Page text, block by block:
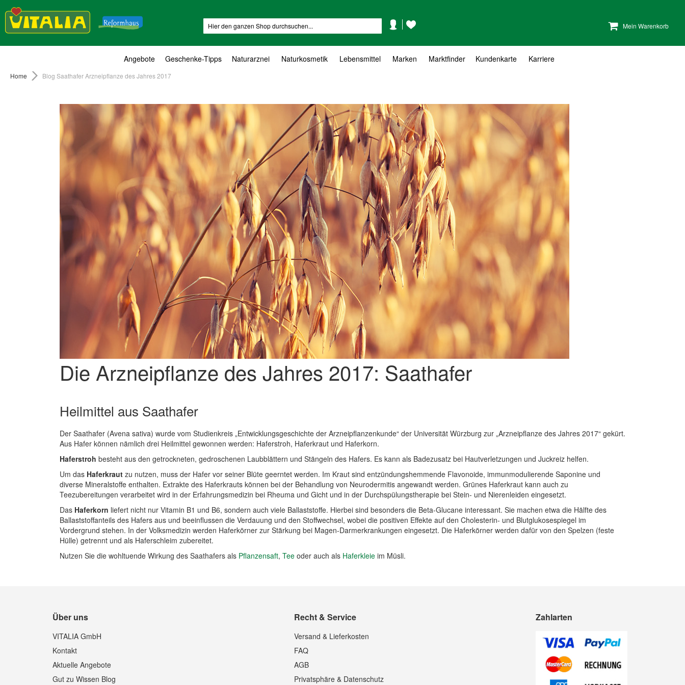
Mein Warenkorb
KontoWunschzettel
Angebote Geschenke-Tipps Naturarznei Naturkosmetik Lebensmittel Marken Marktfinder Kundenkarte Karriere
Home Blog Saathafer Arzneipflanze des Jahres 2017
Die Arzneipflanze des Jahres 2017: Saathafer
Heilmittel aus Saathafer
Der Saathafer (Avena sativa) wurde vom Studienkreis „Entwicklungsgeschichte der Arzneipflanzenkunde“ der Universität Würzburg zur „Arzneipflanze des Jahres 2017“ gekürt.
Aus Hafer können nämlich drei Heilmittel gewonnen werden: Haferstroh, Haferkraut und Haferkorn.
Haferstroh besteht aus den getrockneten, gedroschenen Laubblättern und Stängeln des Hafers. Es kann als Badezusatz bei Hautverletzungen und Juckreiz helfen.
Um das Haferkraut zu nutzen, muss der Hafer vor seiner Blüte geerntet werden. Im Kraut sind entzündungshemmende Flavonoide, immunmodulierende Saponine und
diverse Mineralstoffe enthalten. Extrakte des Haferkrauts können bei der Behandlung von Neurodermitis angewandt werden. Grünes Haferkraut kann auch zu
Teezubereitungen verarbeitet wird in der Erfahrungsmedizin bei Rheuma und Gicht und in der Durchspülungstherapie bei Stein- und Nierenleiden eingesetzt.
Das Haferkorn liefert nicht nur Vitamin B1 und B6, sondern auch viele Ballaststoffe. Hierbei sind besonders die Beta-Glucane interessant. Sie machen etwa die Hälfte des
Ballaststoffanteils des Hafers aus und beeinflussen die Verdauung und den Stoffwechsel, wobei die positiven Effekte auf den Cholesterin- und Blutglukosespiegel im
Vordergrund stehen. In der Volksmedizin werden Haferkörner zur Stärkung bei Magen-Darmerkrankungen eingesetzt. Die Haferkörner werden dafür von den Spelzen (feste
Hülle) getrennt und als Haferschleim zubereitet.
Nutzen Sie die wohltuende Wirkung des Saathafers als Pflanzensaft, Tee oder auch als Haferkleie im Müsli.
Über uns
VITALIA GmbH
Kontakt
Aktuelle Angebote
Gut zu Wissen Blog
Recht & Service
Versand & Lieferkosten
FAQ
AGB
Privatsphäre & Datenschutz
Zahlarten